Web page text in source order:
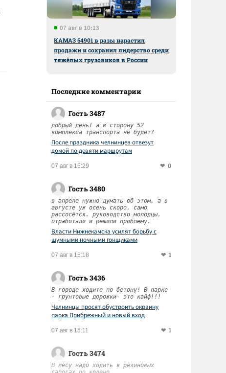
07 авг в 10:13
КАМАЗ 54901 в разы нарастил
продажи и сохранил лидерство среди
тяжёлых грузовиков в России
Последние комментарии
Гость 3487
добрый день! а в сторону 52
комплекса транспорта не будет?
После праздника челнинцев отвезут
домой по девяти маршрутам
07 авг в 15:29 0
Гость 3480
в апреле нужно думать об этом, а в
августе уж осень скоро. само
рассосётся. руководство молодцы.
отработали и решили проблему.
Власти Нижнекамска усилят борьбу с
шумными ночными гонщиками
07 авг в 15:18 1
Гость 3436
В городе ходите по бетону! В парке
- грунтовые дорожки- это кайф!!!
Челнинцы просят обустроить окраину
парка Прибрежный и новый вход
07 авг в 15:11 1
Гость 3474
В лесу надо ходить в резиновых